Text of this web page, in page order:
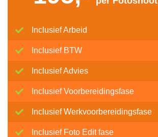
Inclusief Arbeid
Inclusief BTW
Inclusief Advies
Inclusief Voorbereidingsfase
Inclusief Werkvoorbereidingsfase
Inclusief Foto Edit fase